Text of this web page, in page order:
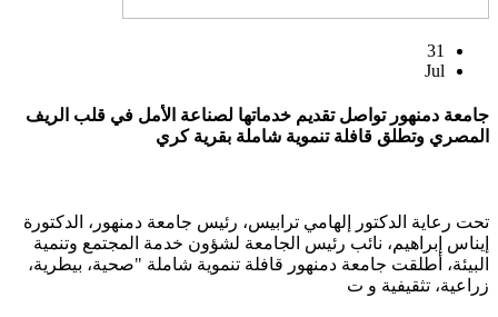
31
Jul
جامعة دمنهور تواصل تقديم خدماتها لصناعة الأمل في قلب الريف
المصري وتطلق قافلة تنموية شاملة بقرية كري
تحت رعاية الدكتور إلهامي ترابيس، رئيس جامعة دمنهور، الدكتورة
إيناس إبراهيم، نائب رئيس الجامعة لشؤون خدمة المجتمع وتنمية
البيئة، أطلقت جامعة دمنهور قافلة تنموية شاملة "صحية، بيطرية،
زراعية، تثقيفية و ت